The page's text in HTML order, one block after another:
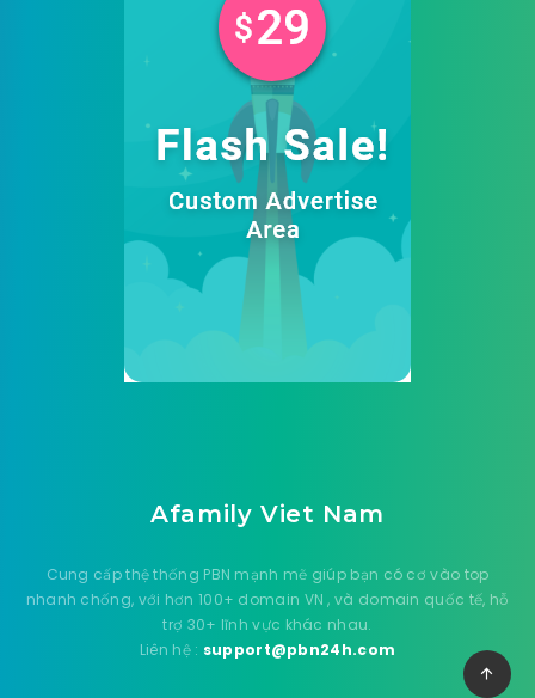
Afamily Viet Nam
Cung cấp thệ thống PBN mạnh mẽ giúp bạn có cơ vào top
nhanh chống, với hơn 100+ domain VN , và domain quốc tế, hỗ
trợ 30+ lĩnh vực khác nhau.
Liên hệ : support@pbn24h.com